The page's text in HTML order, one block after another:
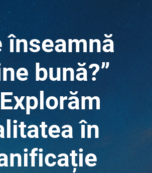
înseamnă
bună?”
în